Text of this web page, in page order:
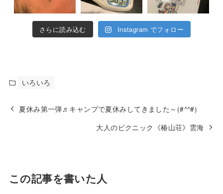
さらに読み込む Instagram でフォロー
いろいろ
夏休み第一弾♬キャンプで夏休みしてきました～(#^^#)
大人のピクニック《椿山荘》雲海
この記事を書いた人